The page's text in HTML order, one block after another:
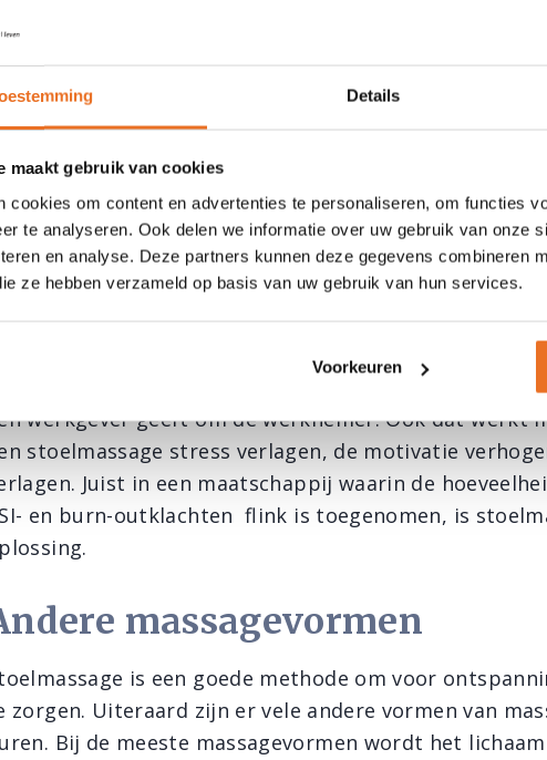
Details
maakt gebruik van cookies
cookies om content en advertenties te personaliseren, om functies
te analyseren. Ook delen we informatie over uw gebruik van onze
en analyse. Deze partners kunnen deze gegevens combineren
ze hebben verzameld op basis van uw gebruik van hun services.
Voorkeuren
stoelmasseur komt langs op de werkvloer. Alle
krijgen, uiteraard in een aparte ruimte,
minuten durende massage. Bij een stoelmassage zit de
op een speciale stoel. De kleren mogen gewoon
massage die daadwerkelijk ‘even tussendoor’ kan.
de masseur indien nodig ook aandacht aan de
om spierspanning blijvend te voorkomen.
ook oefeningen meegeven. Zo wordt een
onderdeel van goede zorg voor werknemers, net als
werkplek. Als werkgevers dergelijke maatregelen
werkgever geeft om de werknemer. Ook dat werkt
stoelmassage stress verlagen, de motivatie
Juist in een maatschappij waarin de
en burn-outklachten flink is toegenomen, is
massagevormen
is een goede methode om voor
zorgen. Uiteraard zijn er vele andere vormen van
Bij de meeste massagevormen wordt het